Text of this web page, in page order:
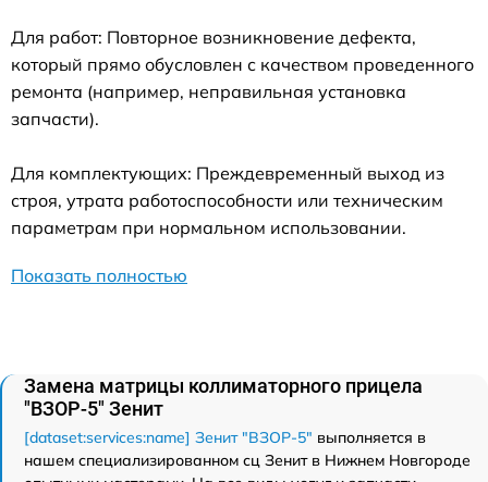
Для работ: Повторное возникновение дефекта,
который прямо обусловлен с качеством проведенного
ремонта (например, неправильная установка
запчасти).
Для комплектующих: Преждевременный выход из
строя, утрата работоспособности или техническим
параметрам при нормальном использовании.
Показать полностью
Замена матрицы коллиматорного прицела
"ВЗОР-5" Зенит
[dataset:services:name] Зенит "ВЗОР-5" выполняется в
нашем специализированном сц Зенит в Нижнем Новгороде